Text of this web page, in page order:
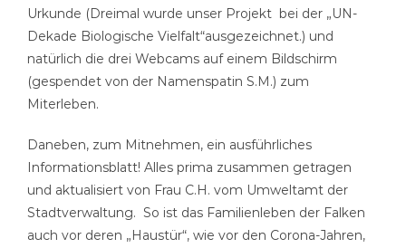
Urkunde (Dreimal wurde unser Projekt bei der „UN-
Dekade Biologische Vielfalt“ausgezeichnet.) und
natürlich die drei Webcams auf einem Bildschirm
(gespendet von der Namenspatin S.M.) zum
Miterleben.
Daneben, zum Mitnehmen, ein ausführliches
Informationsblatt! Alles prima zusammen getragen
und aktualisiert von Frau C.H. vom Umweltamt der
Stadtverwaltung. So ist das Familienleben der Falken
auch vor deren „Haustür“, wie vor den Corona-Jahren,